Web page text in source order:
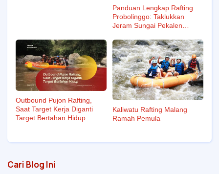
Panduan Lengkap Rafting
Probolinggo: Taklukkan
Jeram Sungai Pekalen
Outbound Pujon Rafting,
Saat Target Kerja Diganti
Target Bertahan Hidup
Kaliwatu Rafting Malang
Ramah Pemula
Cari Blog Ini